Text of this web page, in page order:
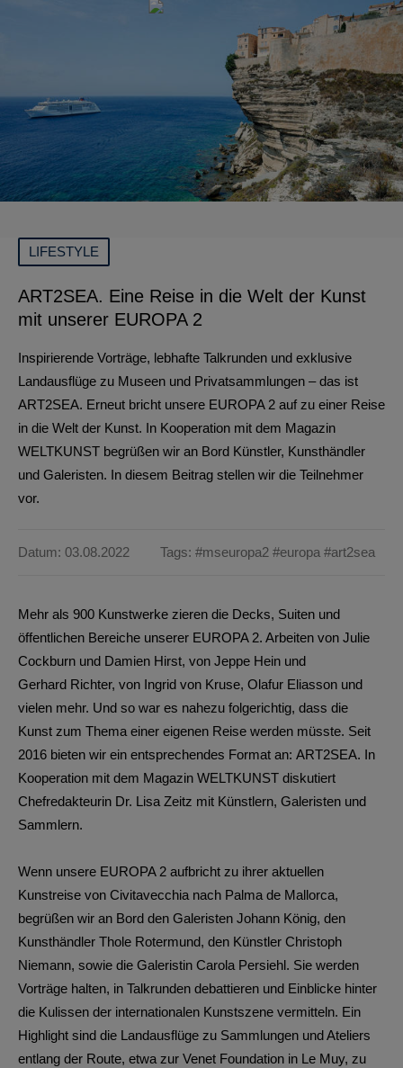
LIFESTYLE
ART2SEA. Eine Reise in die Welt der Kunst
mit unserer EUROPA 2
Inspirierende Vorträge, lebhafte Talkrunden und exklusive
Landausflüge zu Museen und Privatsammlungen – das ist
ART2SEA. Erneut bricht unsere EUROPA 2 auf zu einer Reise
in die Welt der Kunst. In Kooperation mit dem Magazin
WELTKUNST begrüßen wir an Bord Künstler, Kunsthändler
und Galeristen. In diesem Beitrag stellen wir die Teilnehmer
vor.
Datum: 03.08.2022 Tags: #mseuropa2 #europa #art2sea
Mehr als 900 Kunstwerke zieren die Decks, Suiten und
öffentlichen Bereiche unserer EUROPA 2. Arbeiten von Julie
Cockburn und Damien Hirst, von Jeppe Hein und
Gerhard Richter, von Ingrid von Kruse, Olafur Eliasson und
vielen mehr. Und so war es nahezu folgerichtig, dass die
Kunst zum Thema einer eigenen Reise werden müsste. Seit
2016 bieten wir ein entsprechendes Format an: ART2SEA. In
Kooperation mit dem Magazin WELTKUNST diskutiert
Chefredakteurin Dr. Lisa Zeitz mit Künstlern, Galeristen und
Sammlern.
Wenn unsere EUROPA 2 aufbricht zu ihrer aktuellen
Kunstreise von Civitavecchia nach Palma de Mallorca,
begrüßen wir an Bord den Galeristen Johann König, den
Kunsthändler Thole Rotermund, den Künstler Christoph
Niemann, sowie die Galeristin Carola Persiehl. Sie werden
Vorträge halten, in Talkrunden debattieren und Einblicke hinter
die Kulissen der internationalen Kunstszene vermitteln. Ein
Highlight sind die Landausflüge zu Sammlungen und Ateliers
entlang der Route, etwa zur Venet Foundation in Le Muy, zu